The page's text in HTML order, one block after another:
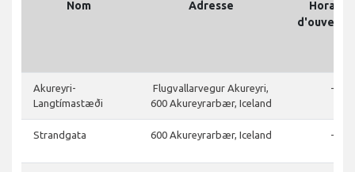
Nom Adresse
Horaires
Akureyri-
Langtímastæði
Flugvallarvegur Akureyri,
600 Akureyrarbær, Iceland
-
Strandgata 600 Akureyrarbær, Iceland -